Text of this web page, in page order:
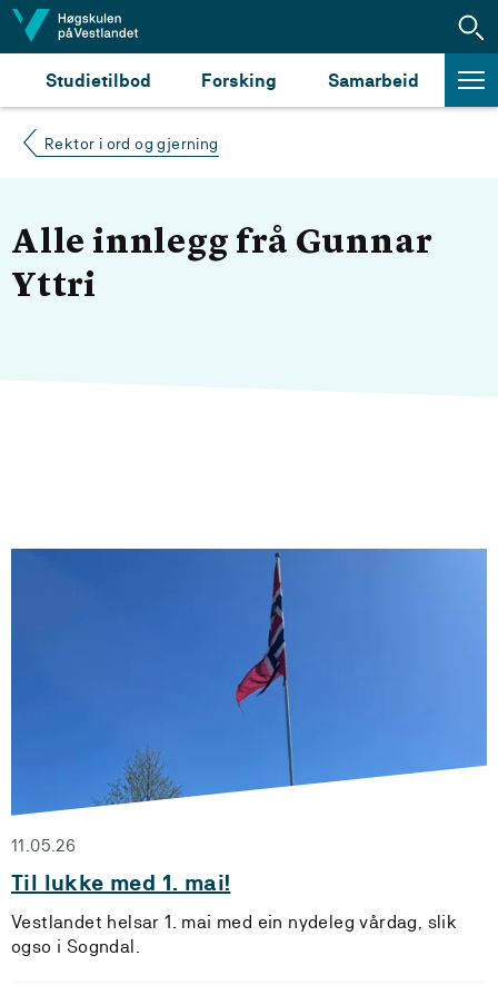
Hopp til innhald
Studietilbod Forsking Samarbeid
Rektor i ord og gjerning
Alle innlegg frå Gunnar
Yttri
11.05.26
Til lukke med 1. mai!
Vestlandet helsar 1. mai med ein nydeleg vårdag, slik
ogso i Sogndal.